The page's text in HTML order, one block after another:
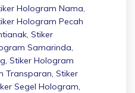
Hologram Nama,
Hologram Pecah
, Stiker
Samarinda,
, Stiker Hologram
Transparan, Stiker
Segel Hologram,